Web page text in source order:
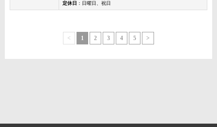
定休日 ：日曜日、祝日
< 1 2 3 4 5 >